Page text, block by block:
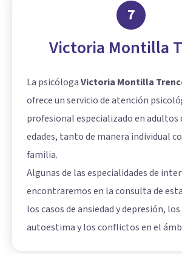
7
Victoria Montilla
La psicólogaVictoria Montilla
ofrece un servicio de atención
profesional especializado en adultos
edades, tanto de manera individual
familia.
Algunas de las especialidades de
encontraremos en la consulta de
los casos de ansiedad y depresión,
autoestima y los conflictos en el